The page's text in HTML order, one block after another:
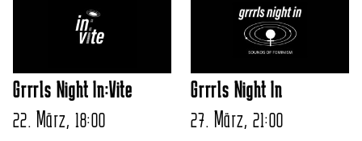
Grrrls Night In:Vite
22. März, 18:00
Grrrls Night In
27. März, 21:00